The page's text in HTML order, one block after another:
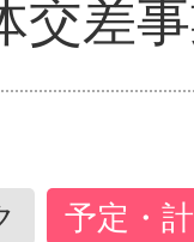
交差
予定・